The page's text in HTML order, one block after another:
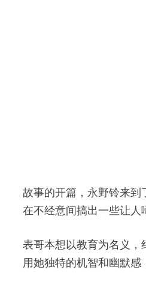
故事的开篇，永野铃来
在不经意间搞出一些让人
表哥本想以教育为名义，
用她独特的机智和幽默感